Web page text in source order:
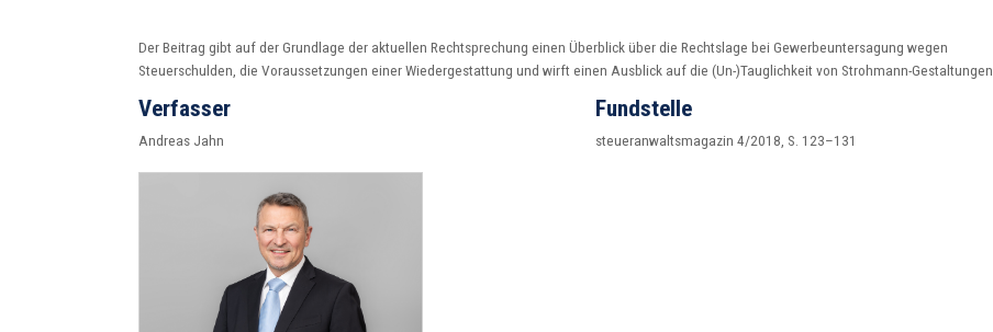
Der Beitrag gibt auf der Grundlage der aktuellen Rechtsprechung einen Überblick über die Rechtslage bei Gewerbeuntersagung wegen
Steuerschulden, die Voraussetzungen einer Wiedergestattung und wirft einen Ausblick auf die (Un-)Tauglichkeit von Strohmann-Gestaltungen.
Verfasser
Andreas Jahn
Fundstelle
steueranwaltsmagazin 4/2018, S. 123–131